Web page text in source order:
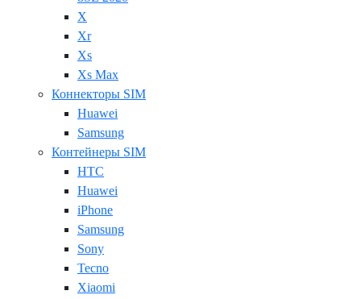
X
Xr
Xs
Xs Max
Коннекторы SIM
Huawei
Samsung
Контейнеры SIM
HTC
Huawei
iPhone
Samsung
Sony
Tecno
Xiaomi